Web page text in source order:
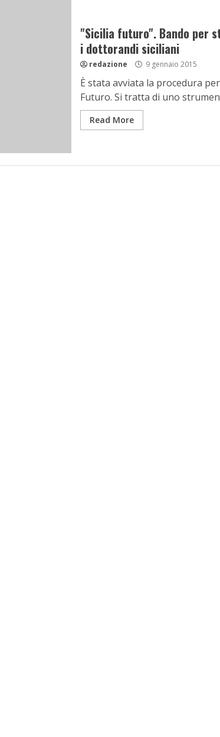
"Sicilia futuro". Bando per
i dottorandi siciliani
redazione 9 gennaio 2015
È stata avviata la procedura per
Futuro. Si tratta di uno
Read More